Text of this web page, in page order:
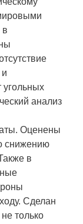
в
и
угольных
анализ
Оценены
снижению
в
Сделан
только